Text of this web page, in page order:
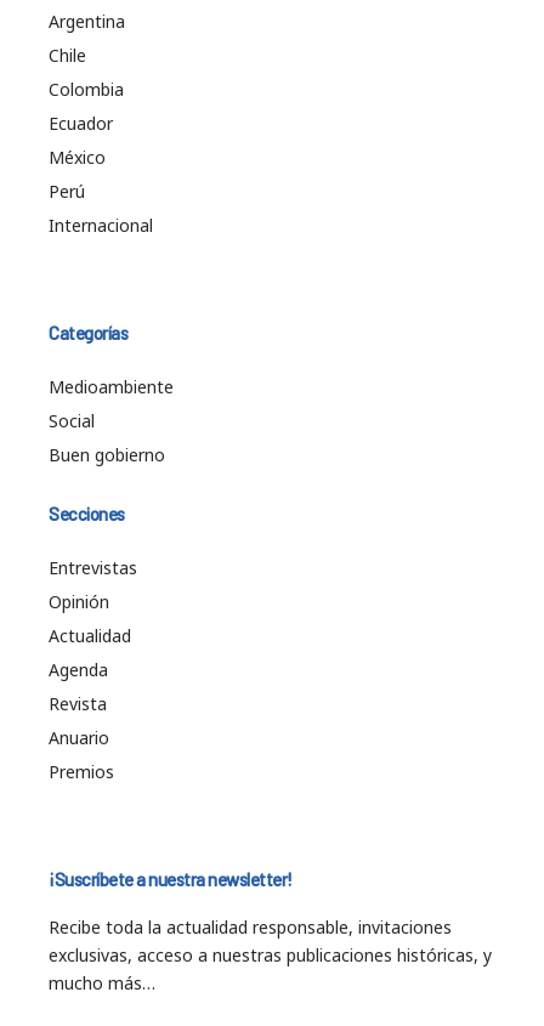
Argentina
Chile
Colombia
Ecuador
México
Perú
Internacional
Categorías
Medioambiente
Social
Buen gobierno
Secciones
Entrevistas
Opinión
Actualidad
Agenda
Revista
Anuario
Premios
¡Suscríbete a nuestra newsletter!
Recibe toda la actualidad responsable, invitaciones
exclusivas, acceso a nuestras publicaciones históricas, y
mucho más…